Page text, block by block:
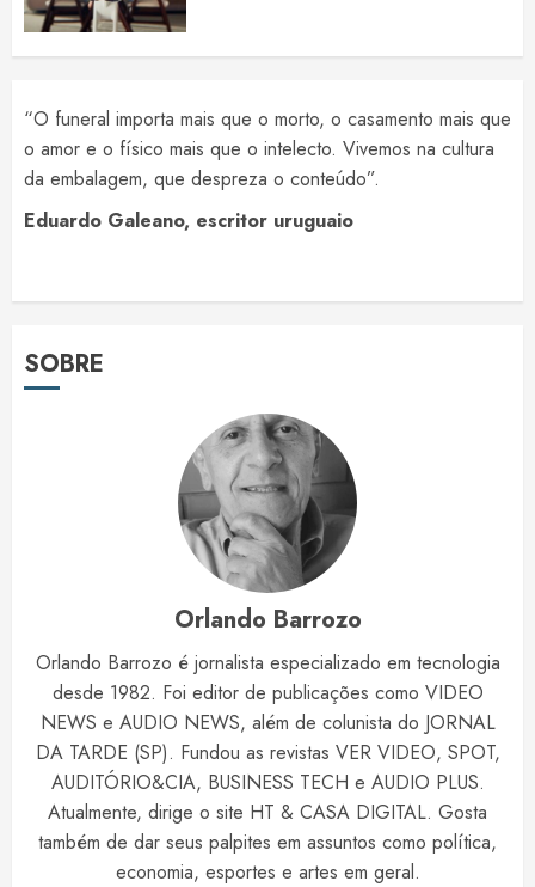
“O funeral importa mais que o morto, o casamento mais que
o amor e o físico mais que o intelecto. Vivemos na cultura
da embalagem, que despreza o conteúdo”.
Eduardo Galeano, escritor uruguaio
SOBRE
Orlando Barrozo
Orlando Barrozo é jornalista especializado em tecnologia
desde 1982. Foi editor de publicações como VIDEO
NEWS e AUDIO NEWS, além de colunista do JORNAL
DA TARDE (SP). Fundou as revistas VER VIDEO, SPOT,
AUDITÓRIO&CIA, BUSINESS TECH e AUDIO PLUS.
Atualmente, dirige o site HT & CASA DIGITAL. Gosta
também de dar seus palpites em assuntos como política,
economia, esportes e artes em geral.